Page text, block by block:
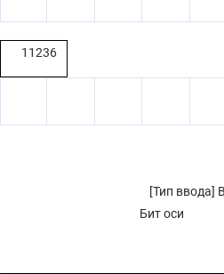
11236
[Тип ввода]
Бит оси